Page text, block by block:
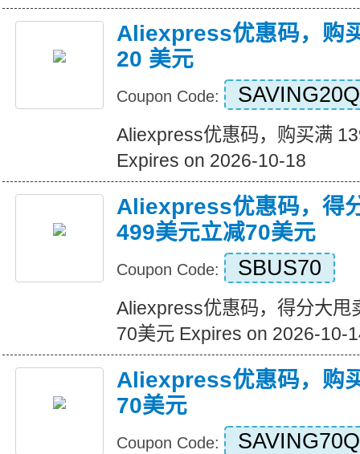
Aliexpress优惠码，购
20 美元
Coupon Code: SAVING20Q
Aliexpress优惠码，购买满
Expires on 2026-10-18
Aliexpress优惠码，得
499美元立减70美元
Coupon Code: SBUS70
Aliexpress优惠码，得分大甩
70美元 Expires on 2026-10-
Aliexpress优惠码，购
70美元
Coupon Code: SAVING70Q